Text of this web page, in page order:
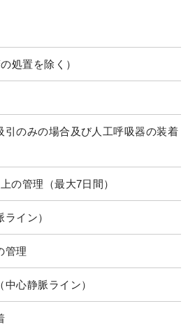
処置を除く）
引のみの場合及び人工呼吸器の装着
の管理（最大7日間）
イン）
管理
心静脈ライン）